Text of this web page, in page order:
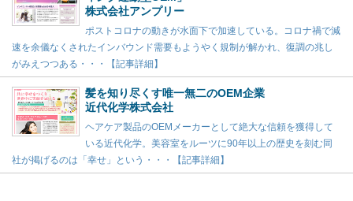
株式会社アンプリー
ポストコロナの動きが水面下で加速している。コロナ禍で減
速を余儀なくされたインバウンド需要もようやく規制が解かれ、復調の兆し
がみえつつある・・・【記事詳細】
髪を知り尽くす唯一無二のOEM企業
近代化学株式会社
ヘアケア製品のOEMメーカーとして絶大な信頼を獲得して
いる近代化学。美容室をルーツに90年以上の歴史を刻む同
社が掲げるのは「幸せ」という・・・【記事詳細】